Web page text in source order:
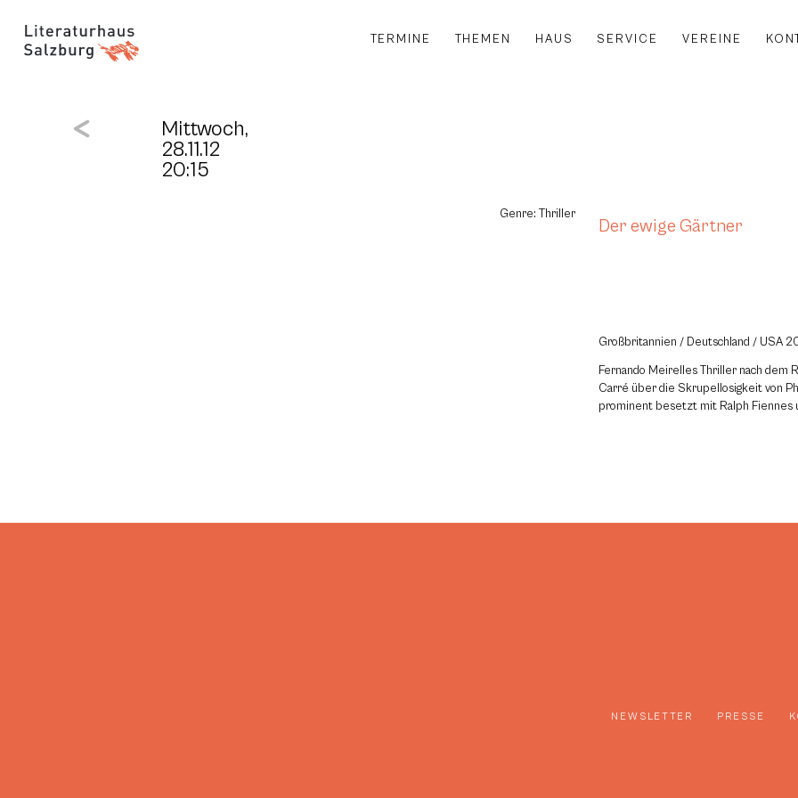
TERMINE THEMEN HAUS SERVICE VEREINE
Mittwoch,
28.11.12
20:15
Genre: Thriller
Der ewige Gärtner
Großbritannien / Deutschland / USA
Fernando Meirelles Thriller nach dem
Carré über die Skrupellosigkeit von
prominent besetzt mit Ralph Fiennes
NEWSLETTER PRESSE